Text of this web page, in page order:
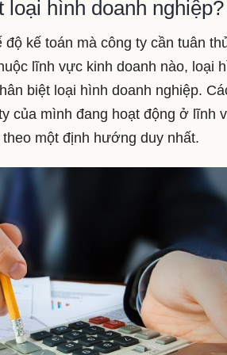
loại hình doanh nghiệp?
kế toán mà công ty cần tuân
lĩnh vực kinh doanh nào, loại
biệt loại hình doanh nghiệp.
của mình đang hoạt động ở lĩnh
một định hướng duy nhất.